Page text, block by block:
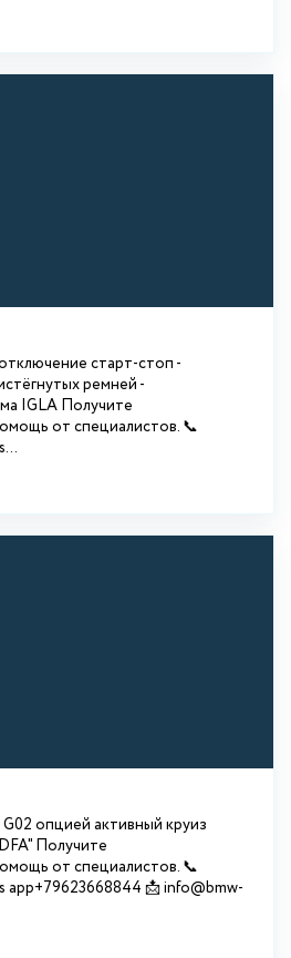
старт-стоп -
ремней -
IGLA Получите
от специалистов. 📞
опцией активный круиз
Получите
от специалистов. 📞
app+79623668844 📩 info@bmw-